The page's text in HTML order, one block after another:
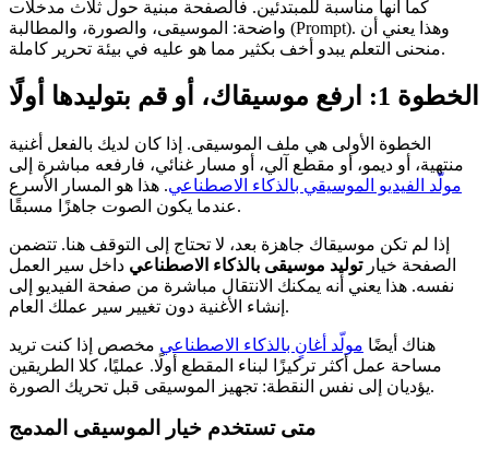
كما أنها مناسبة للمبتدئين. فالصفحة مبنية حول ثلاث مدخلات
واضحة: الموسيقى، والصورة، والمطالبة (Prompt). وهذا يعني أن
منحنى التعلم يبدو أخف بكثير مما هو عليه في بيئة تحرير كاملة.
الخطوة 1: ارفع موسيقاك، أو قم بتوليدها أولًا
الخطوة الأولى هي ملف الموسيقى. إذا كان لديك بالفعل أغنية
منتهية، أو ديمو، أو مقطع آلي، أو مسار غنائي، فارفعه مباشرة إلى
مولّد الفيديو الموسيقي بالذكاء الاصطناعي. هذا هو المسار الأسرع
عندما يكون الصوت جاهزًا مسبقًا.
إذا لم تكن موسيقاك جاهزة بعد، لا تحتاج إلى التوقف هنا. تتضمن
الصفحة خيارتوليد موسيقى بالذكاء الاصطناعي داخل سير العمل
نفسه. هذا يعني أنه يمكنك الانتقال مباشرة من صفحة الفيديو إلى
إنشاء الأغنية دون تغيير سير عملك العام.
هناك أيضًا مولّد أغانٍ بالذكاء الاصطناعي مخصص إذا كنت تريد
مساحة عمل أكثر تركيزًا لبناء المقطع أولًا. عمليًا، كلا الطريقين
يؤديان إلى نفس النقطة: تجهيز الموسيقى قبل تحريك الصورة.
متى تستخدم خيار الموسيقى المدمج